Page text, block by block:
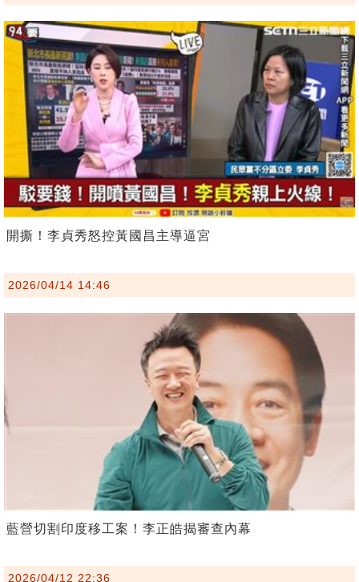
開撕！李貞秀怒控黃國昌主導逼宮
2026/04/14 14:46
藍營切割印度移工案！李正皓揭審查內幕
2026/04/12 22:36